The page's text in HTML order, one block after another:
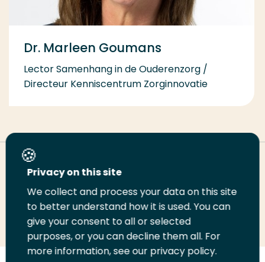
Dr. Marleen Goumans
Lector Samenhang in de Ouderenzorg /
Directeur Kenniscentrum Zorginnovatie
Deel deze pagina
Deel
LinkedIn
Deel
op
Twitter
Deel
op
Facebook
Email
deze
pagina
Print
deze
pagina
Privacy on this site
We collect and process your data on this site
to better understand how it is used. You can
give your consent to all or selected
purposes, or you can decline them all. For
more information, see our privacy policy.